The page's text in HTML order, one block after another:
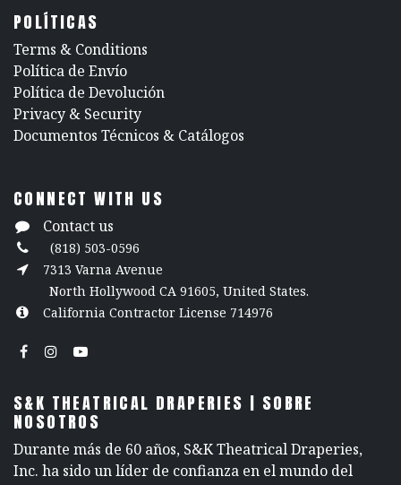
POLÍTICAS
​Terms & Conditions
Política de Envío
Política de Devolución
​Privacy & Security
​Documentos Técnicos & Catálogos
CONNECT WITH US
Contact us
(818) 503-0596
7313 Varna Avenue
North Hollywood CA 91605, United States.
California Contractor License 714976
S&K THEATRICAL DRAPERIES | SOBRE
NOSOTROS
Durante más de 60 años, S&K Theatrical Draperies,
Inc. ha sido un líder de confianza en el mundo del